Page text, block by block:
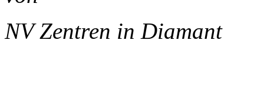
NV Zentren in Diamant